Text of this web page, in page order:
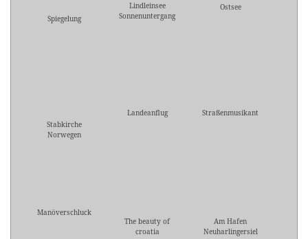
Spiegelung
Lindleinsee
Sonnenuntergang
Ostsee
Stabkirche
Norwegen
Landeanflug Straßenmusikant
Manöverschluck
The beauty of
croatia
Am Hafen
Neuharlingersiel